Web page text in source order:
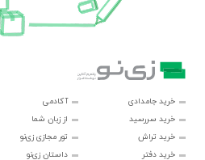
خرید جامدادی
خرید سررسید
خرید تراش
خرید دفتر
آکادمی
از زبان شما
تور مجازی زی‌نو
داستان زی‌نو